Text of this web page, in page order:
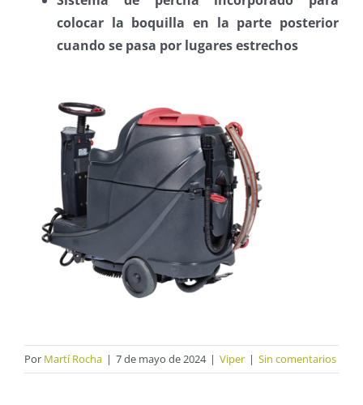
colocar la boquilla en la parte posterior
cuando se pasa por lugares estrechos
Por Martí Rocha | 7 de mayo de 2024 | Viper | Sin comentarios